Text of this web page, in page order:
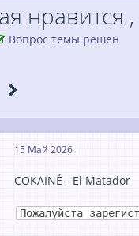
нравится
Вопрос темы решён
15 Май 2026
COKAINÉ - El Matador
Пожалуйста